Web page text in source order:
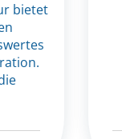
bietet